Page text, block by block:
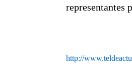
representantes
http://